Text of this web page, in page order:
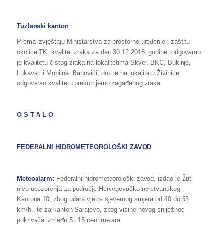
Tuzlanski kanton
Prema izvještaju Ministarstva za prostorno uređenje i zaštitu
okolice TK, kvalitet zraka za dan 30.12.2018. godine, odgovarao
je kvalitetu čistog zraka na lokalitetima Skver, BKC, Bukinje,
Lukavac i Mobilna: Banovići, dok je na lokalitetu Živinice
odgovarao kvalitetu prekomjerno zagađenog zraka.
O S T A L O
FEDERALNI HIDROMETEOROLOŠKI ZAVOD
Meteoalarm: Federalni hidrometeorološki zavod, izdao je Žuti
nivo upozorenja za područje Hercegovačko-neretvanskog i
Kantona 10, zbog udara vjetra sjevernog smjera od 40 do 55
km/h., te za kanton Sarajevo, zbog visine novog sniježnog
pokrivača između 5 i 15 centimetara.